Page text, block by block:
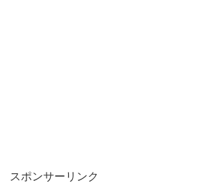
スポンサーリンク